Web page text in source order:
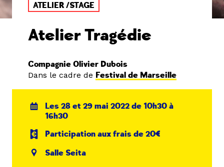
ATELIER /STAGE
Atelier Tragédie
Compagnie Olivier Dubois
Dans le cadre de Festival de Marseille
Les 28 et 29 mai 2022 de 10h30 à
16h30
Participation aux frais de 20€
Salle Seita